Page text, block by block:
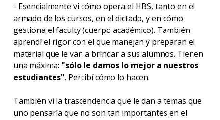
- Esencialmente vi cómo opera el HBS, tanto en el
armado de los cursos, en el dictado, y en cómo
gestiona el faculty (cuerpo académico). También
aprendí el rigor con el que manejan y preparan el
material que le van a brindar a sus alumnos. Tienen
una máxima: "sólo le damos lo mejor a nuestros
estudiantes". Percibí cómo lo hacen.
También vi la trascendencia que le dan a temas que
uno pensaría que no son tan importantes en el